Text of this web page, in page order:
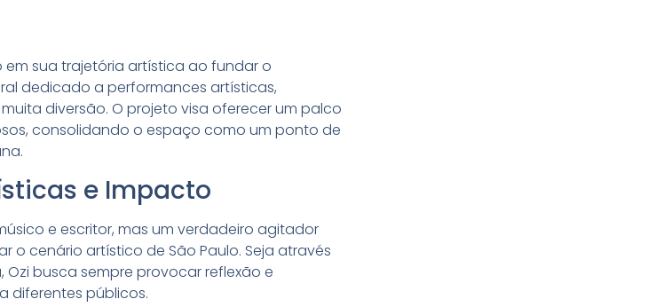
em sua trajetória artística ao fundar o
dedicado a performances artísticas,
diversão. O projeto visa oferecer um palco
consolidando o espaço como um ponto de
e Impacto
e escritor, mas um verdadeiro agitador
o cenário artístico de São Paulo. Seja através
busca sempre provocar reflexão e
diferentes públicos.